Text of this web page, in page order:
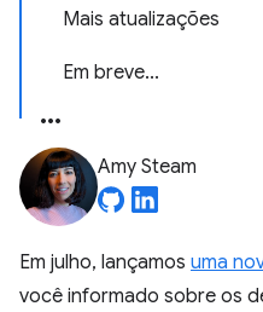
Mais atualizações
Em breve...
Amy Steam
Em julho, lançamos uma
você informado sobre os